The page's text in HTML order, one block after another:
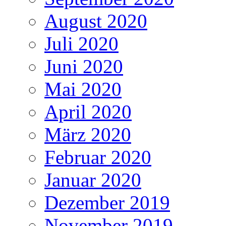
August 2020
Juli 2020
Juni 2020
Mai 2020
April 2020
März 2020
Februar 2020
Januar 2020
Dezember 2019